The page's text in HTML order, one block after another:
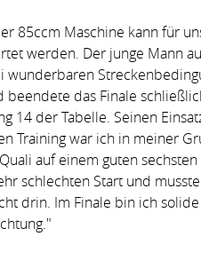
85ccm Maschine kann für
werden. Der junge Mann
beendete das Finale
14 der Tabelle. Seinen
Training war ich in meiner
auf einem guten
schlechten Start und
drin. Im Finale bin ich